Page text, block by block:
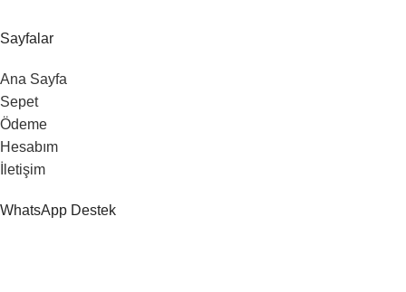
Sayfalar
Ana Sayfa
Sepet
Ödeme
Hesabım
İletişim
WhatsApp Destek